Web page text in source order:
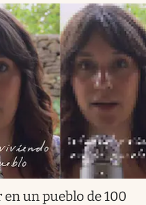
un pueblo de 100